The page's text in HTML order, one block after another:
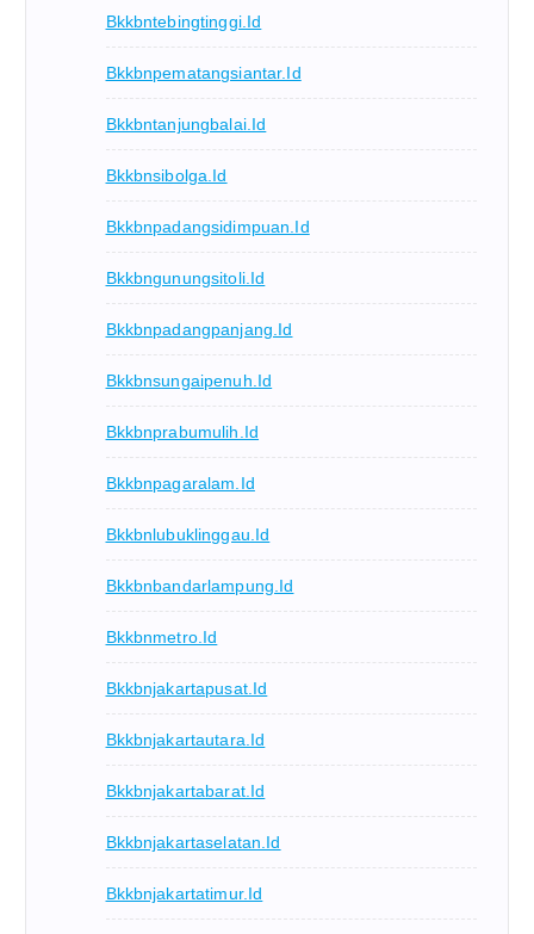
Bkkbntebingtinggi.id
Bkkbnpematangsiantar.id
Bkkbntanjungbalai.id
Bkkbnsibolga.id
Bkkbnpadangsidimpuan.id
Bkkbngunungsitoli.id
Bkkbnpadangpanjang.id
Bkkbnsungaipenuh.id
Bkkbnprabumulih.id
Bkkbnpagaralam.id
Bkkbnlubuklinggau.id
Bkkbnbandarlampung.id
Bkkbnmetro.id
Bkkbnjakartapusat.id
Bkkbnjakartautara.id
Bkkbnjakartabarat.id
Bkkbnjakartaselatan.id
Bkkbnjakartatimur.id